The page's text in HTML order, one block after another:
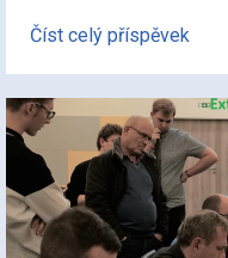
Číst celý příspěvek